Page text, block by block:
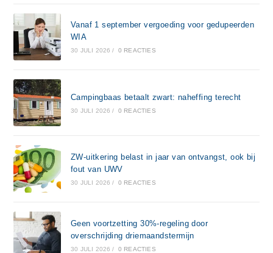
Vanaf 1 september vergoeding voor gedupeerden
WIA
30 JULI 2026 / 0 REACTIES
Campingbaas betaalt zwart: naheffing terecht
30 JULI 2026 / 0 REACTIES
ZW-uitkering belast in jaar van ontvangst, ook bij
fout van UWV
30 JULI 2026 / 0 REACTIES
Geen voortzetting 30%-regeling door
overschrijding driemaandstermijn
30 JULI 2026 / 0 REACTIES